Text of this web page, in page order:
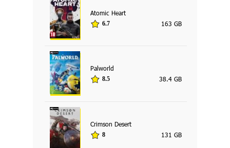
Atomic Heart
6.7 163 GB
Palworld
8.5 38.4 GB
Crimson Desert
8 131 GB